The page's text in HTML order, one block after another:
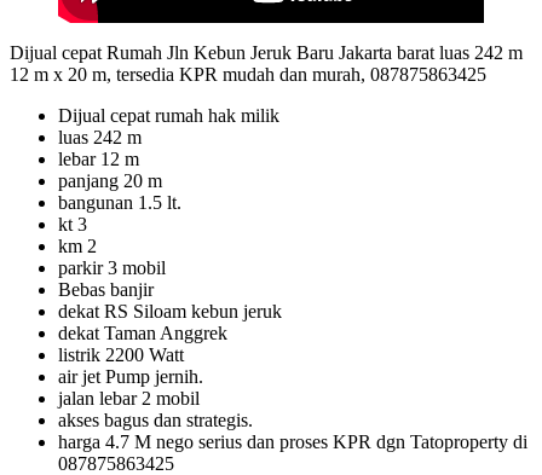
Dijual cepat Rumah Jln Kebun Jeruk Baru Jakarta barat luas 242 m
12 m x 20 m, tersedia KPR mudah dan murah, 087875863425
Dijual cepat rumah hak milik
luas 242 m
lebar 12 m
panjang 20 m
bangunan 1.5 lt.
kt 3
km 2
parkir 3 mobil
Bebas banjir
dekat RS Siloam kebun jeruk
dekat Taman Anggrek
listrik 2200 Watt
air jet Pump jernih.
jalan lebar 2 mobil
akses bagus dan strategis.
harga 4.7 M nego serius dan proses KPR dgn Tatoproperty di
087875863425